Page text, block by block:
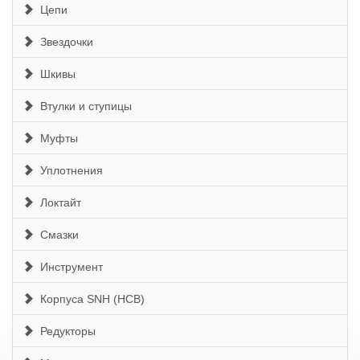
Цепи
Звездочки
Шкивы
Втулки и ступицы
Муфты
Уплотнения
Локтайт
Смазки
Инструмент
Корпуса SNH (HCB)
Редукторы